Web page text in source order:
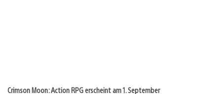
Crimson Moon: Action RPG erscheint am 1. September